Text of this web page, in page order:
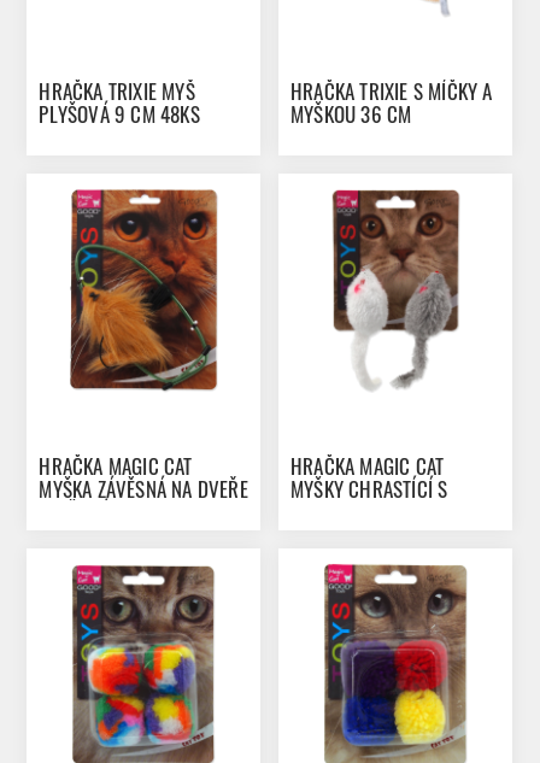
HRAČKA TRIXIE MYŠ
PLYŠOVÁ 9 CM 48KS
HRAČKA TRIXIE S MÍČKY A
MYŠKOU 36 CM
HRAČKA MAGIC CAT
MYŠKA ZÁVĚSNÁ NA DVEŘE
HRAČKA MAGIC CAT
MYŠKY CHRASTÍCÍ S